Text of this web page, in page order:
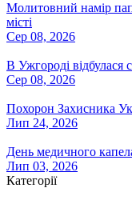
Молитовний намір
місті
Сер 08, 2026
В Ужгороді відбулася
Сер 08, 2026
Похорон Захисника
Лип 24, 2026
День медичного
Лип 03, 2026
Категорії